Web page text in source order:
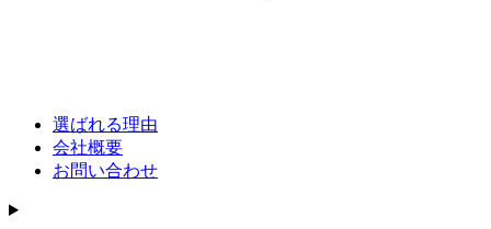
選ばれる理由
会社概要
お問い合わせ